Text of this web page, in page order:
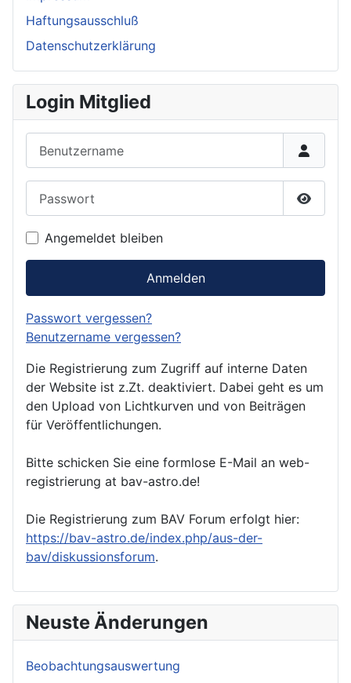
Haftungsausschluß
Datenschutzerklärung
Login Mitglied
Angemeldet bleiben
Anmelden
Passwort vergessen?
Benutzername vergessen?
Die Registrierung zum Zugriff auf interne Daten
der Website ist z.Zt. deaktiviert. Dabei geht es um
den Upload von Lichtkurven und von Beiträgen
für Veröffentlichungen.
Bitte schicken Sie eine formlose E-Mail an web-
registrierung at bav-astro.de!
Die Registrierung zum BAV Forum erfolgt hier:
https://bav-astro.de/index.php/aus-der-
bav/diskussionsforum.
Neuste Änderungen
Beobachtungsauswertung